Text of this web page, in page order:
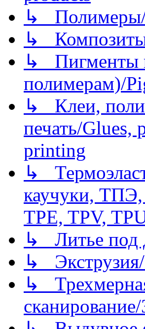
↳ Полимеры/
↳
↳ Пигменты
полимерам)/
↳ Клеи,
печать/Glues,
printing
↳
каучуки, ТПЭ,
TPE, TPV,
↳ Литье под
↳
↳